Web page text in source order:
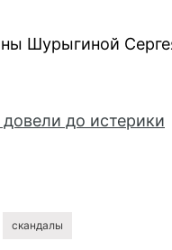
Шурыгиной
до истерики
скандалы